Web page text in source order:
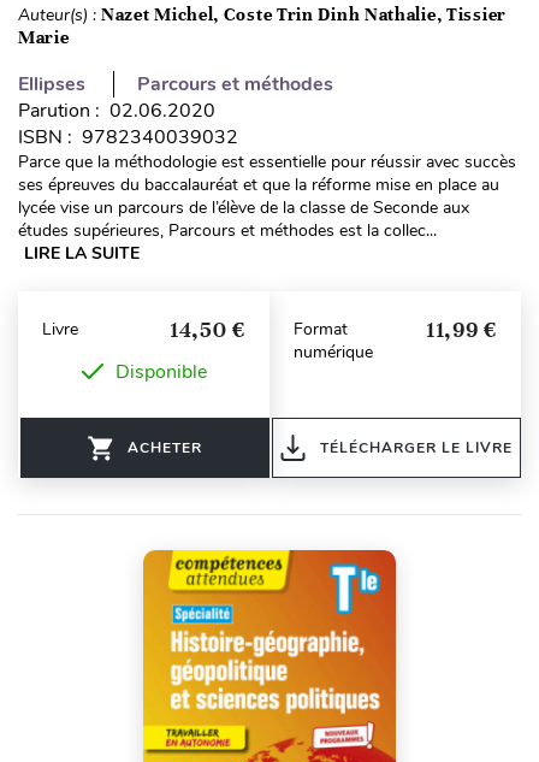
Auteur(s) : Nazet Michel, Coste Trin Dinh Nathalie, Tissier
Marie
Ellipses
Parcours et méthodes
Parution : 02.06.2020
ISBN : 9782340039032
Parce que la méthodologie est essentielle pour réussir avec succès
ses épreuves du baccalauréat et que la réforme mise en place au
lycée vise un parcours de l’élève de la classe de Seconde aux
études supérieures, Parcours et méthodes est la collec...
LIRE LA SUITE
Livre 14,50 €
Disponible
ACHETER
Format
numérique
11,99 €
TÉLÉCHARGER LE LIVRE